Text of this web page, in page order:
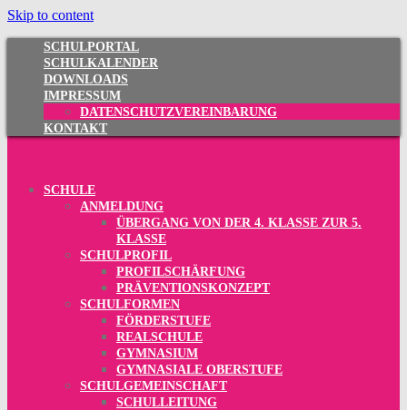
Skip to content
SCHULPORTAL
SCHULKALENDER
DOWNLOADS
IMPRESSUM
DATENSCHUTZVEREINBARUNG
KONTAKT
SCHULE
ANMELDUNG
ÜBERGANG VON DER 4. KLASSE ZUR 5.
KLASSE
SCHULPROFIL
PROFILSCHÄRFUNG
PRÄVENTIONSKONZEPT
SCHULFORMEN
FÖRDERSTUFE
REALSCHULE
GYMNASIUM
GYMNASIALE OBERSTUFE
SCHULGEMEINSCHAFT
SCHULLEITUNG